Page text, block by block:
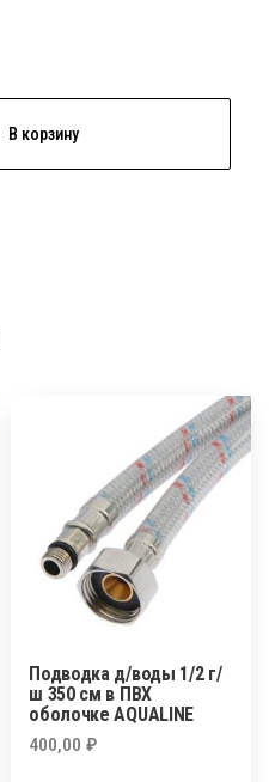
В корзину
Подводка д/воды 1/2 г/
ш 350 см в ПВХ
оболочке AQUALINE
400,00₽